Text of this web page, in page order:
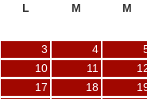
L M M
3
4
10
11
17
18